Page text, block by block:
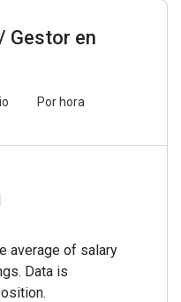
Gestor en
Por hora
average of salary
Data is